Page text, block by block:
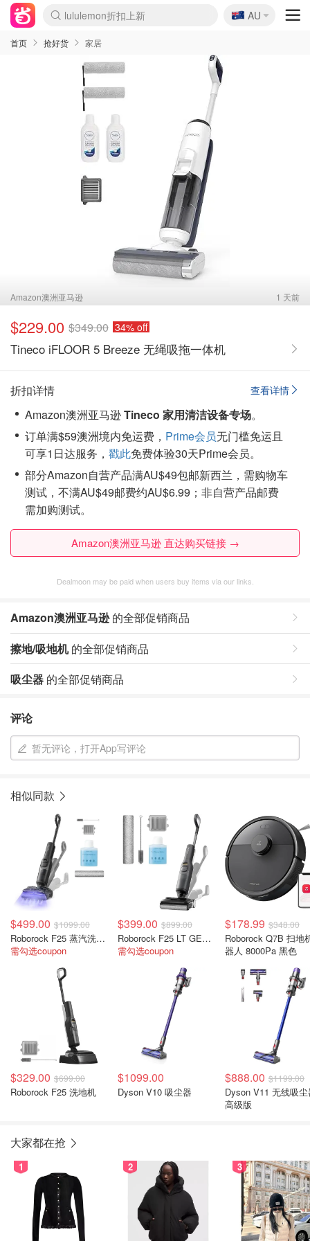
lululemon折扣上新
Sasa美妆护肤3.5折
SSENSE年中2.5折
FreshBeauty好价汇总
Cettire降价+叠9折
WWS Coles超市实拍
viagogo二手票捡漏
Myer超级周末
The Outnet奢牌1折起
David Jones 3折起
Flannels大牌1折
Perfumes Club护肤1折
AMIRO面罩$251
Amazon折扣汇总
eToro入金$200送$50
Amazon数码好物
ICONIC本周7.5折
ThedoubleF高奢地板价
Moose Knuckles 6折
丝芙兰5折起
EUFY摄像头$98
Selenichast首饰2折
Trip机票酒店促销
YSL送5件彩妆礼
Amazon家居好物
Amazon美妆护肤
雅漾大喷$8
过敏原检测盒$33
伊索独家赠50ml沐浴露
科颜氏高保湿面霜$29
SEALIFE海洋馆门票6折
丝塔芙大白罐$16
订阅Newsletter送香薰
Cult Beauty 6.8折
Harrods圣诞日历$525
LN-CC奢牌私促3折
d'Alba空姐喷雾$16
EVE LOM套装£56
Bernardelli独家4折
Adore Beauty 6折起
CT圣诞日历
Mytheresa奢品2.7折
Luxury Escapes 9折
Currentbody美容仪$881
MOON Garden Live
Roborock扫地机$649
Tingo Life水杯$24
Valentino官网5折
CR洗护套装$23
修丽可4件套$159
Myer彩妆2件7折
GANNI官网4.5折
Stylevana韩妆4折
Tessabit高奢8.5折
OGX洗发水$11
Amazon阿德莱德次日达
卡诗8.5折+赠礼
Philips Hue灯具8折
🇦🇺
AU
首页 抢好货 家居
Amazon澳洲亚马逊 1 天前
$229.00 $349.00 34% off
Tineco iFLOOR 5 Breeze 无绳吸拖一体机
查看详情
折扣详情
Amazon澳洲亚马逊Tineco 家用清洁设备专场。
订单满$59澳洲境内免运费， Prime会员无门槛免运且
可享1日达服务， 戳此免费体验30天Prime会员。
部分Amazon自营产品满AU$49包邮新西兰，需购物车
测试，不满AU$49邮费约AU$6.99；非自营产品邮费
需加购测试。
Amazon澳洲亚马逊 直达购买链接 →
Dealmoon may be paid when users buy items via our links.
Amazon澳洲亚马逊的全部促销商品
擦地/吸地机的全部促销商品
吸尘器 的全部促销商品
评论
暂无评论，打开App写评论
相似同款
$499.00 $1099.00
Roborock F25 蒸汽洗地机
需勾选coupon
$399.00 $899.00
Roborock F25 LT GEN2 无线洗地机 20000Pa
需勾选coupon
$178.99 $348.00
Roborock Q7B 扫地
器人 8000Pa 黑色
$329.00 $699.00
Roborock F25 洗地机
$1099.00
Dyson V10 吸尘器
$888.00 $1199.00
Dyson V11 无线吸
高级版
大家都在抢
1 2 3